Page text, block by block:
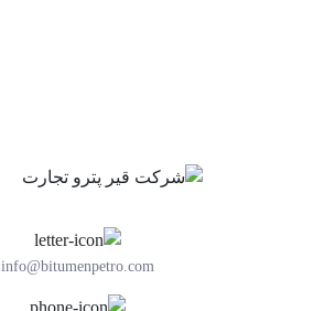
info@bitumenpetro.com